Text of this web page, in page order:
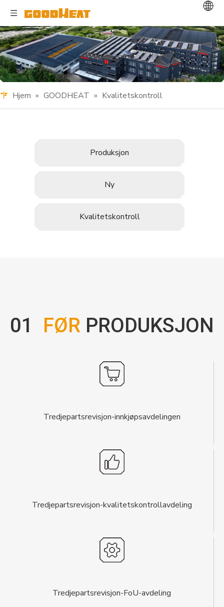
Hjem » GOODHEAT » Kvalitetskontroll
Produksjon
Ny
Kvalitetskontroll
01 FØR PRODUKSJON
Tredjepartsrevisjon-innkjøpsavdelingen
Tredjepartsrevisjon-kvalitetskontrollavdeling
Tredjepartsrevisjon-FoU-avdeling